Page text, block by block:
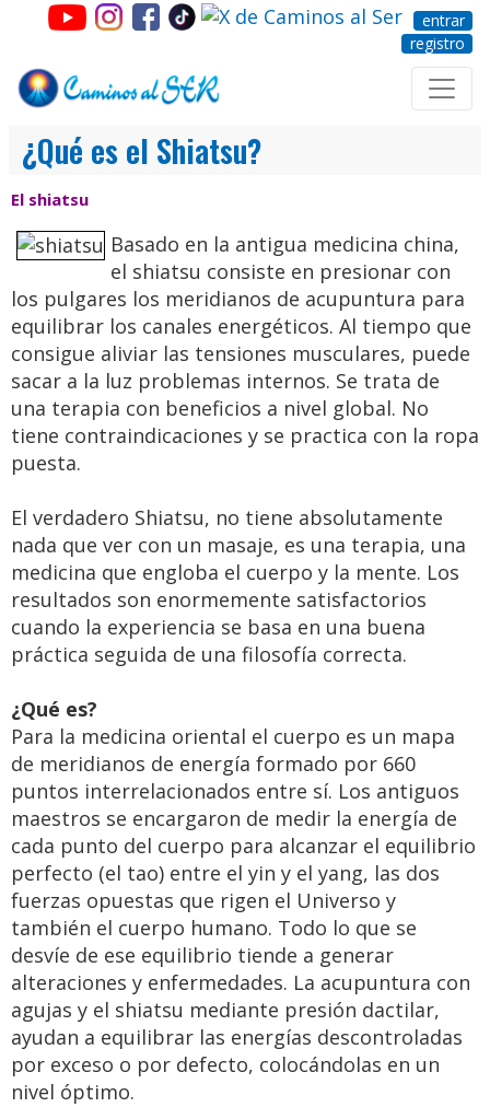
entrar
registro
¿Qué es el Shiatsu?
El shiatsu
Basado en la antigua medicina china,
el shiatsu consiste en presionar con
los pulgares los meridianos de acupuntura para
equilibrar los canales energéticos. Al tiempo que
consigue aliviar las tensiones musculares, puede
sacar a la luz problemas internos. Se trata de
una terapia con beneficios a nivel global. No
tiene contraindicaciones y se practica con la ropa
puesta.
El verdadero Shiatsu, no tiene absolutamente
nada que ver con un masaje, es una terapia, una
medicina que engloba el cuerpo y la mente. Los
resultados son enormemente satisfactorios
cuando la experiencia se basa en una buena
práctica seguida de una filosofía correcta.
¿Qué es?
Para la medicina oriental el cuerpo es un mapa
de meridianos de energía formado por 660
puntos interrelacionados entre sí. Los antiguos
maestros se encargaron de medir la energía de
cada punto del cuerpo para alcanzar el equilibrio
perfecto (el tao) entre el yin y el yang, las dos
fuerzas opuestas que rigen el Universo y
también el cuerpo humano. Todo lo que se
desvíe de ese equilibrio tiende a generar
alteraciones y enfermedades. La acupuntura con
agujas y el shiatsu mediante presión dactilar,
ayudan a equilibrar las energías descontroladas
por exceso o por defecto, colocándolas en un
nivel óptimo.